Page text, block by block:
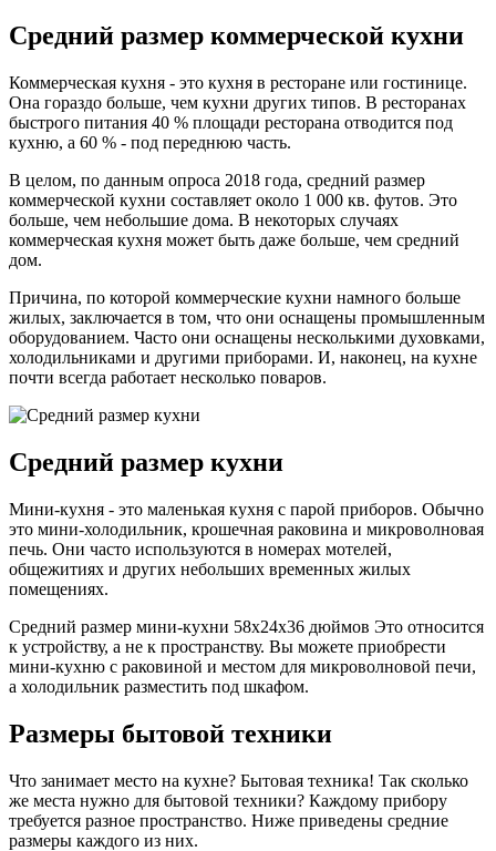
Средний размер коммерческой кухни
Коммерческая кухня - это кухня в ресторане или гостинице.
Она гораздо больше, чем кухни других типов. В ресторанах
быстрого питания 40 % площади ресторана отводится под
кухню, а 60 % - под переднюю часть.
В целом, по данным опроса 2018 года, средний размер
коммерческой кухни составляет около 1 000 кв. футов. Это
больше, чем небольшие дома. В некоторых случаях
коммерческая кухня может быть даже больше, чем средний
дом.
Причина, по которой коммерческие кухни намного больше
жилых, заключается в том, что они оснащены промышленным
оборудованием. Часто они оснащены несколькими духовками,
холодильниками и другими приборами. И, наконец, на кухне
почти всегда работает несколько поваров.
Средний размер кухни
Мини-кухня - это маленькая кухня с парой приборов. Обычно
это мини-холодильник, крошечная раковина и микроволновая
печь. Они часто используются в номерах мотелей,
общежитиях и других небольших временных жилых
помещениях.
Средний размер мини-кухни 58x24x36 дюймов Это относится
к устройству, а не к пространству. Вы можете приобрести
мини-кухню с раковиной и местом для микроволновой печи,
а холодильник разместить под шкафом.
Размеры бытовой техники
Что занимает место на кухне? Бытовая техника! Так сколько
же места нужно для бытовой техники? Каждому прибору
требуется разное пространство. Ниже приведены средние
размеры каждого из них.